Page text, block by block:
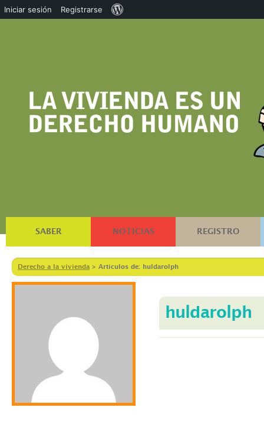
SABER NOTICIAS REGISTRO
Derecho a la vivienda > Artículos de: huldarolph
huldarolph
Iniciar sesión Registrarse